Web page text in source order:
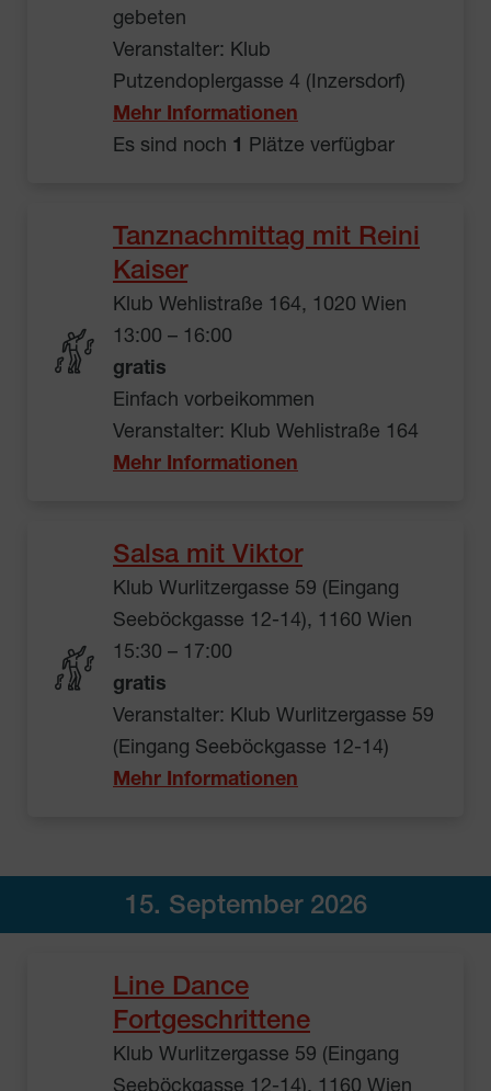
gebeten
Veranstalter: Klub
Putzendoplergasse 4 (Inzersdorf)
Mehr Informationen
Es sind noch 1 Plätze verfügbar
Tanznachmittag mit Reini
Kaiser
Klub Wehlistraße 164, 1020 Wien
13:00 – 16:00
gratis
Einfach vorbeikommen
Veranstalter: Klub Wehlistraße 164
Mehr Informationen
Salsa mit Viktor
Klub Wurlitzergasse 59 (Eingang
Seeböckgasse 12-14), 1160 Wien
15:30 – 17:00
gratis
Veranstalter: Klub Wurlitzergasse 59
(Eingang Seeböckgasse 12-14)
Mehr Informationen
15. September 2026
Line Dance
Fortgeschrittene
Klub Wurlitzergasse 59 (Eingang